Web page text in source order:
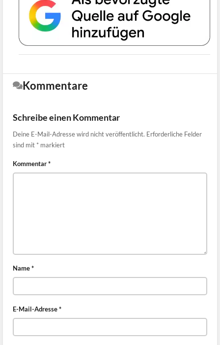
Kommentare
Schreibe einen Kommentar
Deine E-Mail-Adresse wird nicht veröffentlicht. Erforderliche Felder
sind mit * markiert
Kommentar*
Name*
E-Mail-Adresse*